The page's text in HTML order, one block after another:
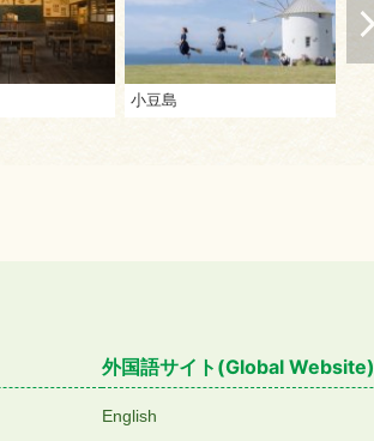
小豆島
外国語サイト(Global Website)
English